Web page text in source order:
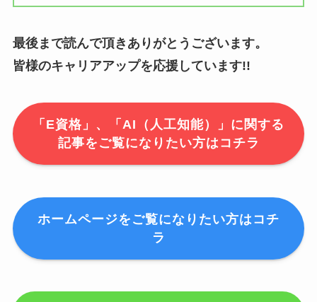
最後まで読んで頂きありがとうございます。
皆様のキャリアアップを応援しています!!
「E資格」、「AI（人工知能）」に関する
記事をご覧になりたい方はコチラ
ホームページをご覧になりたい方はコチ
ラ